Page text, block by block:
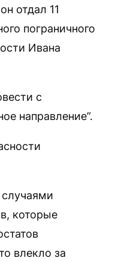
отдал 11
пограничного
Ивана
с
направление“.
которые
влекло за